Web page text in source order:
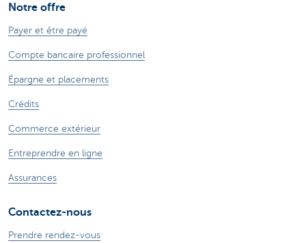
Notre offre
Payer et être payé
Compte bancaire professionnel
Épargne et placements
Crédits
Commerce extérieur
Entreprendre en ligne
Assurances
Contactez-nous
Prendre rendez-vous